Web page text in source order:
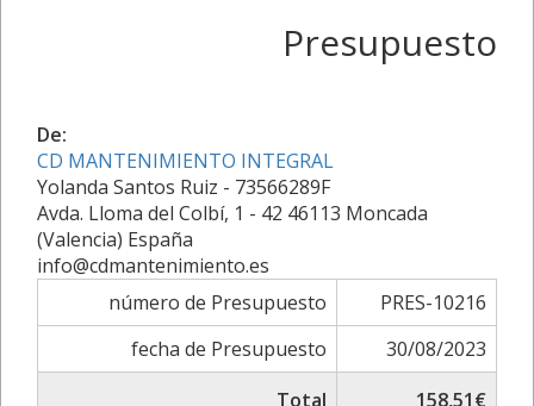
Presupuesto
De:
CD MANTENIMIENTO INTEGRAL
Yolanda Santos Ruiz - 73566289F
Avda. Lloma del Colbí, 1 - 42 46113 Moncada
(Valencia) España
info@cdmantenimiento.es
número de Presupuesto
PRES-10216
fecha de Presupuesto
30/08/2023
Total
158,51€